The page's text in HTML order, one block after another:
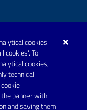
cookies.
cookies'. To
cookies,
technical
banner with
and saving them